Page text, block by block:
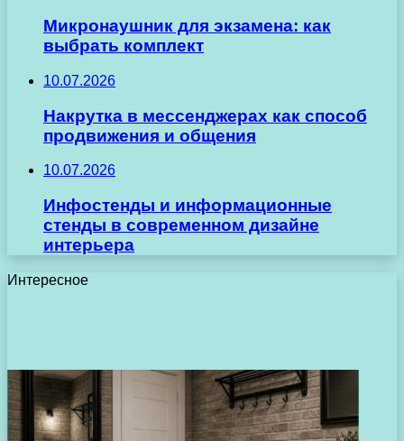
Микронаушник для экзамена: как
выбрать комплект
10.07.2026
Накрутка в мессенджерах как способ
продвижения и общения
10.07.2026
Инфостенды и информационные
стенды в современном дизайне
интерьера
Интересное